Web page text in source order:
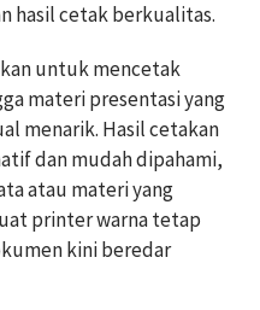
hasil cetak berkualitas.
untuk mencetak
materi presentasi yang
menarik. Hasil cetakan
dan mudah dipahami,
atau materi yang
printer warna tetap
kini beredar